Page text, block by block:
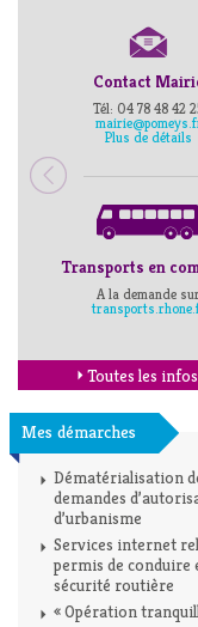
Contact
Tél: 04 78 48 42
Plus de détails
Transports en
A la demande
Toutes les
Mes démarches
Dématérialisation
demandes
d’urbanisme
Services internet
permis de conduire
sécurité routière
« Opération